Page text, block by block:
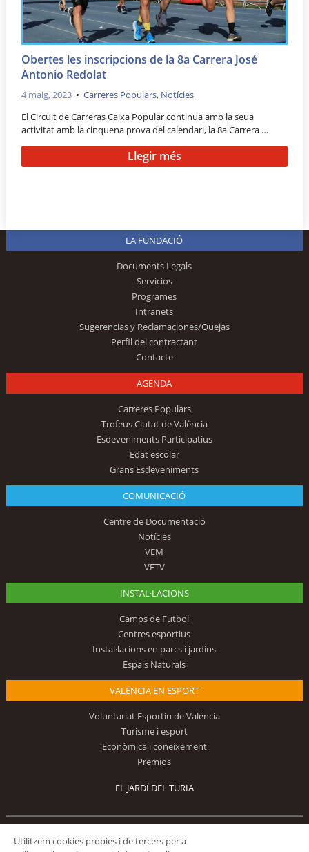
Obertes les inscripcions de la 8a Carrera José
Antonio Redolat
4 maig, 2023 •Carreres Populars, Notícies
El Circuit de Carreras Caixa Popular continua amb la seua
activitat amb la cinquena prova del calendari, la 8a Carrera …
Llegir més
LA FUNDACIÓ
Documents Legals
Servicios
Programes
Intranets
Sugerencias y Reclamaciones/Quejas
Perfil del contractant
Contacte
AGENDA
Carreres Populars
Trofeus Ciutat de València
Esdeveniments Participatius
Edat escolar
Grans Esdeveniments
COMUNICACIÓ
Centre de Documentació
Notícies
VEM
VETV
INSTAL·LACIONS
Camps de Futbol
Centres esportius
Instal·lacions en parcs i jardins
Espais Naturals
VALÈNCIA EN ESPORT
Voluntariat Esportiu de València
Turisme i esport
Econòmica i coneixement
Premios
EL JARDÍ DEL TURIA
Utilitzem cookies pròpies i de tercers per a